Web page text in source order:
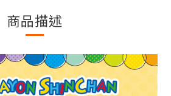
商品描述